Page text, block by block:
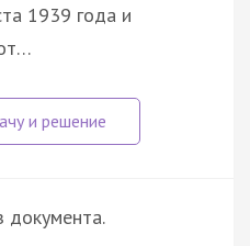
1939 года и
документа.